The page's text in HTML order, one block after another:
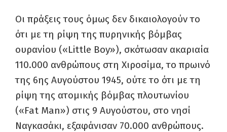
Οι πράξεις τους όμως δεν δικαιολογούν το
ότι με τη ρίψη της πυρηνικής βόμβας
ουρανίου («Little Boy»), σκότωσαν ακαριαία
110.000 ανθρώπους στη Χιροσίμα, το πρωινό
της 6ης Αυγούστου 1945, ούτε το ότι με τη
ρίψη της ατομικής βόμβας πλουτωνίου
(«Fat Man») στις 9 Αυγούστου, στο νησί
Ναγκασάκι, εξαφάνισαν 70.000 ανθρώπους.